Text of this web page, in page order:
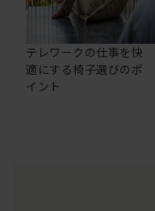
テレワークの仕事を快
適にする椅子選びのポ
イント